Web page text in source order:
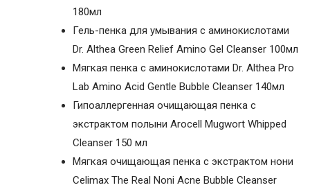
180мл
Гель-пенка для умывания с аминокислотами
Dr. Althea Green Relief Amino Gel Cleanser 100мл
Мягкая пенка с аминокислотами Dr. Althea Pro
Lab Amino Acid Gentle Bubble Cleanser 140мл
Гипоаллергенная очищающая пенка с
экстрактом полыни Arocell Mugwort Whipped
Cleanser 150 мл
Мягкая очищающая пенка с экстрактом нони
Celimax The Real Noni Acne Bubble Cleanser